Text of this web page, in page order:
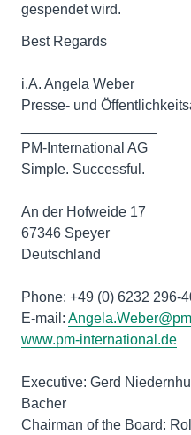
gespendet wird.
Best Regards
i.A. Angela Weber
Presse- und
PM-International AG
Simple. Successful.
An der Hofweide 17
67346 Speyer
Deutschland
Phone: +49 (0) 6232 296-
E-mail:
www.pm-international.de
Executive: Gerd
Bacher
Chairman of the Board: